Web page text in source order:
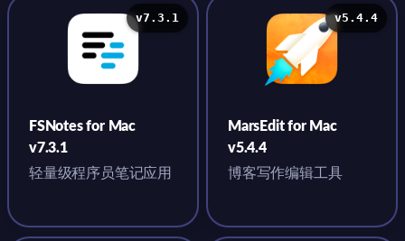
v7.3.1
FSNotes for Mac
v7.3.1
轻量级程序员笔记应用
v5.4.4
MarsEdit for Mac
v5.4.4
博客写作编辑工具